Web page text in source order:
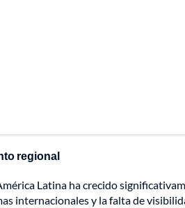
regional
Latina ha crecido
internacionales y la falta de